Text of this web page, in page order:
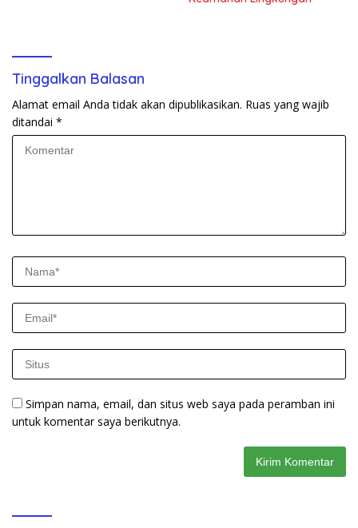
Tinggalkan Balasan
Alamat email Anda tidak akan dipublikasikan. Ruas yang wajib
ditandai *
Simpan nama, email, dan situs web saya pada peramban ini
untuk komentar saya berikutnya.